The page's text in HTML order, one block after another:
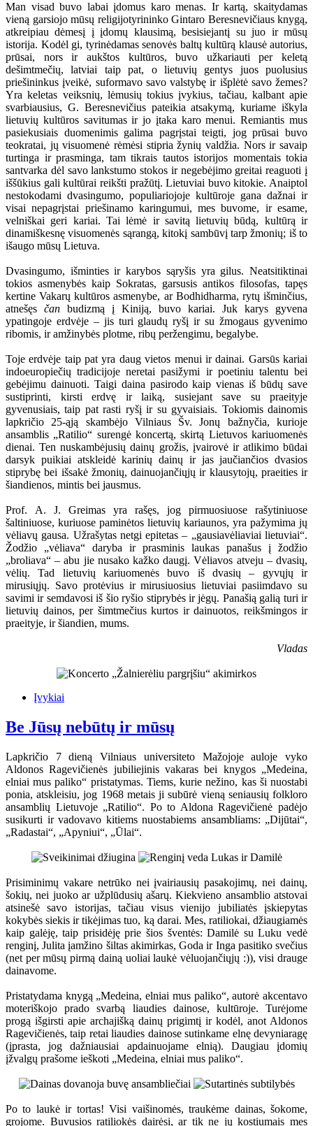
Man visad buvo labai įdomus karo menas. Ir kartą, skaitydamas
vieną garsiojo mūsų religijotyrininko Gintaro Beresnevičiaus knygą,
atkreipiau dėmesį į įdomų klausimą, besisiejantį su juo ir mūsų
istorija. Kodėl gi, tyrinėdamas senovės baltų kultūrą klausė autorius,
prūsai, nors ir aukštos kultūros, buvo užkariauti per keletą
dešimtmečių, latviai taip pat, o lietuvių gentys juos puolusius
priešininkus įveikė, suformavo savo valstybę ir išplėtė savo žemes?
Yra keletas veiksnių, lėmusių tokius įvykius, tačiau, kalbant apie
svarbiausius, G. Beresnevičius pateikia atsakymą, kuriame iškyla
lietuvių kultūros savitumas ir jo įtaka karo menui. Remiantis mus
pasiekusiais duomenimis galima pagrįstai teigti, jog prūsai buvo
teokratai, jų visuomenė rėmėsi stipria žynių valdžia. Nors ir savaip
turtinga ir prasminga, tam tikrais tautos istorijos momentais tokia
santvarka dėl savo lankstumo stokos ir negebėjimo greitai reaguoti į
iššūkius gali kultūrai reikšti pražūtį. Lietuviai buvo kitokie. Anaiptol
nestokodami dvasingumo, populiariojoje kultūroje gana dažnai ir
visai nepagrįstai priešinamo karingumui, mes buvome, ir esame,
velniškai geri kariai. Tai lėmė ir savitą lietuvių būdą, kultūrą ir
dinamiškesnę visuomenės sąrangą, kitokį sambūvį tarp žmonių; iš to
išaugo mūsų Lietuva.
Dvasingumo, išminties ir karybos sąryšis yra gilus. Neatsitiktinai
tokios asmenybės kaip Sokratas, garsusis antikos filosofas, tapęs
kertine Vakarų kultūros asmenybe, ar Bodhidharma, rytų išminčius,
atnešęs čan budizmą į Kiniją, buvo kariai. Juk karys gyvena
ypatingoje erdvėje – jis turi glaudų ryšį ir su žmogaus gyvenimo
ribomis, ir amžinybės plotme, ribų peržengimu, begalybe.
Toje erdvėje taip pat yra daug vietos menui ir dainai. Garsūs kariai
indoeuropiečių tradicijoje neretai pasižymi ir poetiniu talentu bei
gebėjimu dainuoti. Taigi daina pasirodo kaip vienas iš būdų save
sustiprinti, kirsti erdvę ir laiką, susiejant save su praeityje
gyvenusiais, taip pat rasti ryšį ir su gyvaisiais. Tokiomis dainomis
lapkričio 25-ąją skambėjo Vilniaus Šv. Jonų bažnyčia, kurioje
ansamblis „Ratilio“ surengė koncertą, skirtą Lietuvos kariuomenės
dienai. Ten nuskambėjusių dainų grožis, įvairovė ir atlikimo būdai
darsyk puikiai atskleidė karinių dainų ir jas jaučiančios dvasios
stiprybę bei išsakė žmonių, dainuojančiųjų ir klausytojų, praeities ir
šiandienos, mintis bei jausmus.
Prof. A. J. Greimas yra rašęs, jog pirmuosiuose rašytiniuose
šaltiniuose, kuriuose paminėtos lietuvių kariaunos, yra pažymima jų
vėliavų gausa. Užrašytas netgi epitetas – „gausiavėliaviai lietuviai“.
Žodžio „vėliava“ daryba ir prasminis laukas panašus į žodžio
„broliava“ – abu jie nusako kažko daugį. Vėliavos atveju – dvasių,
vėlių. Tad lietuvių kariuomenės buvo iš dvasių – gyvųjų ir
mirusiųjų. Savo protėvius ir mirusiuosius lietuviai pasiimdavo su
savimi ir semdavosi iš šio ryšio stiprybės ir jėgų. Panašią galią turi ir
lietuvių dainos, per šimtmečius kurtos ir dainuotos, reikšmingos ir
praeityje, ir šiandien, mums.
Vladas
Įvykiai
Be Jūsų nebūtų ir mūsų
Lapkričio 7 dieną Vilniaus universiteto Mažojoje auloje vyko
Aldonos Ragevičienės jubiliejinis vakaras bei knygos „Medeina,
elniai mus paliko“ pristatymas. Tiems, kurie nežino, kas ši nuostabi
ponia, atskleisiu, jog 1968 metais ji subūrė vieną seniausių folkloro
ansamblių Lietuvoje „Ratilio“. Po to Aldona Ragevičienė padėjo
susikurti ir vadovavo kitiems nuostabiems ansambliams: „Dijūtai“,
„Radastai“, „Apyniui“, „Ūlai“.
Prisiminimų vakare netrūko nei įvairiausių pasakojimų, nei dainų,
šokių, nei juoko ar užplūdusių ašarų. Kiekvieno ansamblio atstovai
atsinešė savo istorijas, tačiau visus vienijo jubiliatės įskiepytas
kokybės siekis ir tikėjimas tuo, ką darai. Mes, ratiliokai, džiaugiamės
kaip galėję, taip prisidėję prie šios šventės: Damilė su Luku vedė
renginį, Julita įamžino šiltas akimirkas, Goda ir Inga pasitiko svečius
(net per mūsų pirmą dainą uoliai laukė vėluojančiųjų :)), visi drauge
dainavome.
Pristatydama knygą „Medeina, elniai mus paliko“, autorė akcentavo
moteriškojo prado svarbą liaudies dainose, kultūroje. Turėjome
progą išgirsti apie archajišką dainų prigimtį ir kodėl, anot Aldonos
Ragevičienės, taip retai liaudies dainose sutinkame elnę devyniaragę
(įprasta, jog dažniausiai apdainuojame elnią). Daugiau įdomių
įžvalgų prašome ieškoti „Medeina, elniai mus paliko“.
Po to laukė ir tortas! Visi vaišinomės, traukėme dainas, šokome,
grojome. Buvusios ratiliokės dairėsi, ar tik ne jų kostiumais mes